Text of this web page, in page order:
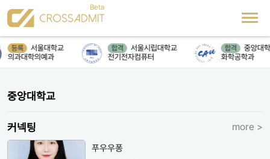
등록
서울대학교
의과대학의예과
합격
서울시립대학교
전기전자컴퓨터
합격
중앙대학
화학공학과
중앙대학교
커넥팅 more >
푸우우퐁